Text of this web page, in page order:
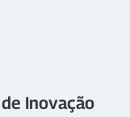
Inovação